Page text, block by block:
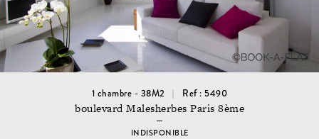
1 chambre - 38M2 Ref : 5490
boulevard Malesherbes Paris 8ème
INDISPONIBLE